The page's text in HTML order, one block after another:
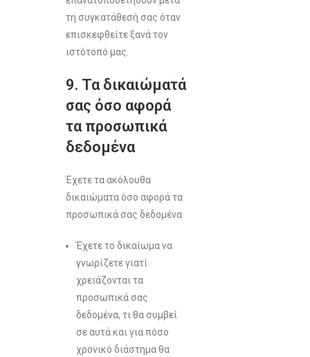
τη συγκατάθεσή σας όταν
επισκεφθείτε ξανά τον
ιστότοπό μας.
9. Τα δικαιώματά
σας όσο αφορά
τα προσωπικά
δεδομένα
Έχετε τα ακόλουθα
δικαιώματα όσο αφορά τα
προσωπικά σας δεδομένα
Έχετε το δικαίωμα να
γνωρίζετε γιατί
χρειάζονται τα
προσωπικά σας
δεδομένα, τι θα συμβεί
σε αυτά και για πόσο
χρονικό διάστημα θα